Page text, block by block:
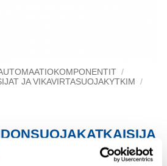
/
JA VIKAVIRTASUOJAKYTKIM
/